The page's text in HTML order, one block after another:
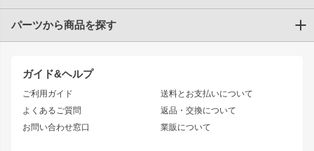
ガイド&ヘルプ
ご利用ガイド
よくあるご質問
お問い合わせ窓口
送料とお支払いについて
返品・交換について
業販について
トヨタ
JZX90 CHASER
JZX110 MARK II
JZX100 MARK II
JZX90 MARK II
アリスト
ソアラ
アルテッツァ
パーツから商品を探す
エアロシリーズ
ドリフトライン
風神
雷神
レーシングライン
アタックライン
ストリームライン